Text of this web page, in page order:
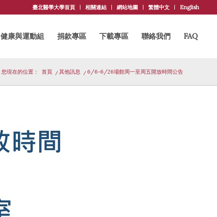
臺北醫學大學首頁 相關連結 網站地圖 繁體中文 English
健康與運動組 捐款專區 下載專區 聯絡我們 FAQ
您現在的位置： 首頁 / 其他訊息 / 6/6-6/26場館周一至周五開放時間公告